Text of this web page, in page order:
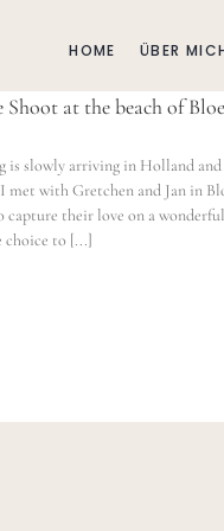
HOME ÜBER
Shoot at the beach of
is slowly arriving in Holland
met with Gretchen and Jan in
capture their love on a
choice to [...]